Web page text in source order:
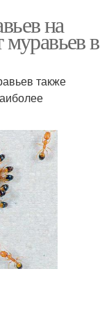
на
муравьев в
также